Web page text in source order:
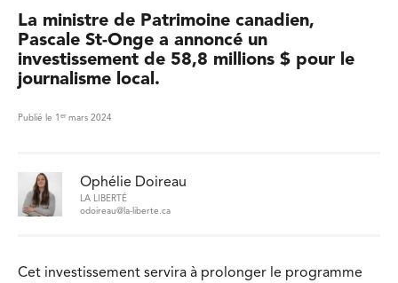
La ministre de Patrimoine canadien,
Pascale St-Onge a annoncé un
investissement de 58,8 millions $ pour le
journalisme local.
Publié le 1 er mars 2024
Ophélie Doireau
LA LIBERTÉ
odoireau@la-liberte.ca
Cet investissement servira à prolonger le programme